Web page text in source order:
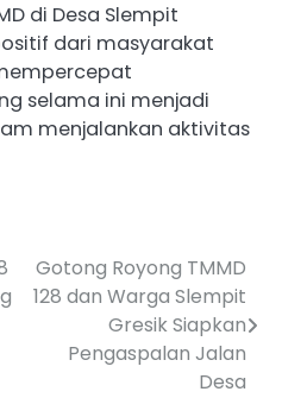
di Desa Slempit
dari masyarakat
selama ini menjadi
menjalankan aktivitas
Gotong Royong TMMD
128 dan Warga Slempit
Gresik Siapkan
Pengaspalan Jalan
Desa